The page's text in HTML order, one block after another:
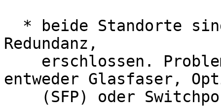
Redundanz,
entweder Glasfaser,